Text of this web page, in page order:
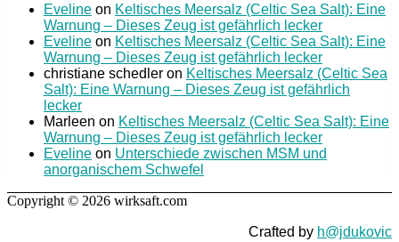
Eveline on Keltisches Meersalz (Celtic Sea Salt): Eine
Warnung – Dieses Zeug ist gefährlich lecker
Eveline on Keltisches Meersalz (Celtic Sea Salt): Eine
Warnung – Dieses Zeug ist gefährlich lecker
christiane schedler on Keltisches Meersalz (Celtic Sea
Salt): Eine Warnung – Dieses Zeug ist gefährlich
lecker
Marleen on Keltisches Meersalz (Celtic Sea Salt): Eine
Warnung – Dieses Zeug ist gefährlich lecker
Eveline on Unterschiede zwischen MSM und
anorganischem Schwefel
Copyright © 2026 wirksaft.com
Crafted by h@jdukovic